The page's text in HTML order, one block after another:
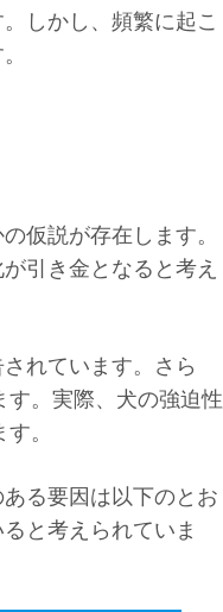
しかし、頻繁に起こ
仮説が存在します。
引き金となると考え
れています。さら
。実際、犬の強迫性
。
る要因は以下のとお
と考えられていま